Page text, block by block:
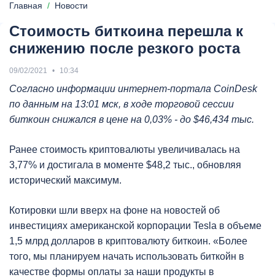
Главная Новости
Стоимость биткоина перешла к
снижению после резкого роста
09/02/2021 10:34
Согласно информации интернет-портала CoinDesk
по данным на 13:01 мск, в ходе торговой сессии
биткоин снижался в цене на 0,03% - до $46,434 тыс.
Ранее стоимость криптовалюты увеличивалась на
3,77% и достигала в моменте $48,2 тыс., обновляя
исторический максимум.
Котировки шли вверх на фоне на новостей об
инвестициях американской корпорации Tesla в объеме
1,5 млрд долларов в криптовалюту биткоин. «Более
того, мы планируем начать использовать биткойн в
качестве формы оплаты за наши продукты в